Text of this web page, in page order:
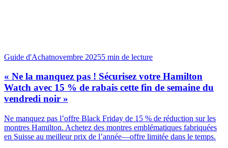
Guide d'Achatnovembre 20255 min de lecture
« Ne la manquez pas ! Sécurisez votre Hamilton
Watch avec 15 % de rabais cette fin de semaine du
vendredi noir »
Ne manquez pas l’offre Black Friday de 15 % de réduction sur les
montres Hamilton. Achetez des montres emblématiques fabriquées
en Suisse au meilleur prix de l’année—offre limitée dans le temps.